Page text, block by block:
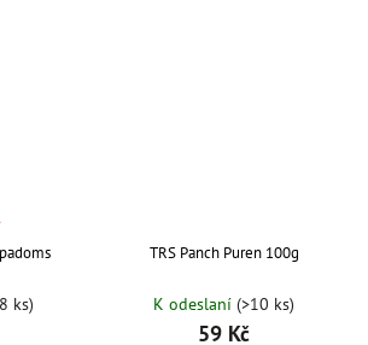
ks)
TRS Panch Puren 100g
K odeslaní (>10 ks)
59 Kč